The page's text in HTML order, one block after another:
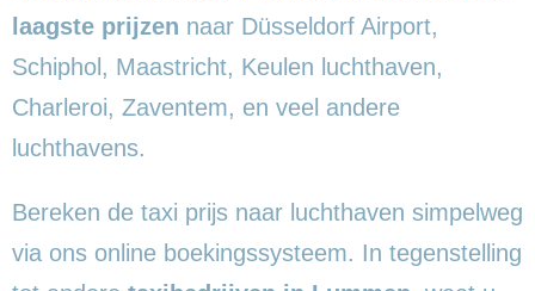
laagste prijzen naar Düsseldorf Airport,
Schiphol, Maastricht, Keulen luchthaven,
Charleroi, Zaventem, en veel andere
luchthavens.
Bereken de taxi prijs naar luchthaven simpelweg
via ons online boekingssysteem. In tegenstelling